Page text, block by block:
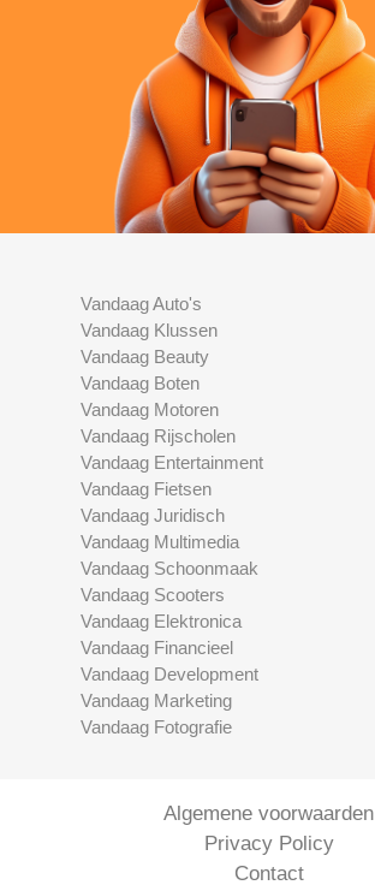
Vandaag Auto's
Vandaag Klussen
Vandaag Beauty
Vandaag Boten
Vandaag Motoren
Vandaag Rijscholen
Vandaag Entertainment
Vandaag Fietsen
Vandaag Juridisch
Vandaag Multimedia
Vandaag Schoonmaak
Vandaag Scooters
Vandaag Elektronica
Vandaag Financieel
Vandaag Development
Vandaag Marketing
Vandaag Fotografie
Algemene voorwaarden
Privacy Policy
Contact